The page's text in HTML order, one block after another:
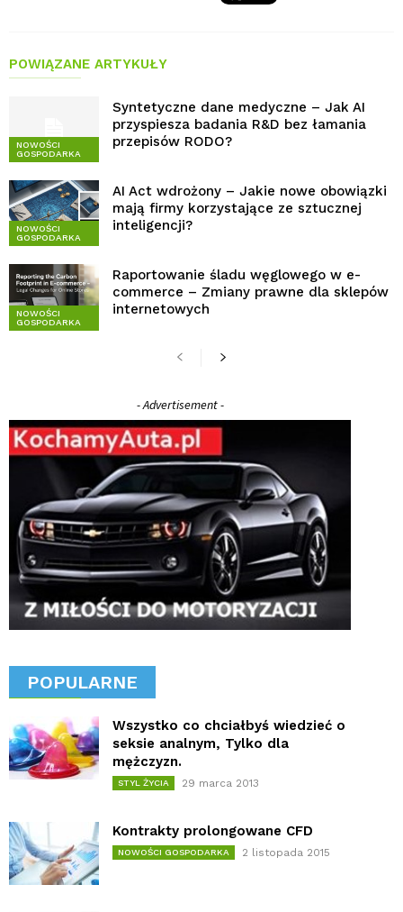
POWIĄZANE ARTYKUŁY
NOWOŚCI
GOSPODARKA
Syntetyczne dane medyczne – Jak AI
przyspiesza badania R&D bez łamania
przepisów RODO?
NOWOŚCI
GOSPODARKA
AI Act wdrożony – Jakie nowe obowiązki
mają firmy korzystające ze sztucznej
inteligencji?
NOWOŚCI
GOSPODARKA
Raportowanie śladu węglowego w e-
commerce – Zmiany prawne dla sklepów
internetowych
- Advertisement -
POPULARNE
Wszystko co chciałbyś wiedzieć o
seksie analnym, Tylko dla
mężczyzn.
STYL ŻYCIA 29 marca 2013
Kontrakty prolongowane CFD
NOWOŚCI GOSPODARKA 2 listopada 2015